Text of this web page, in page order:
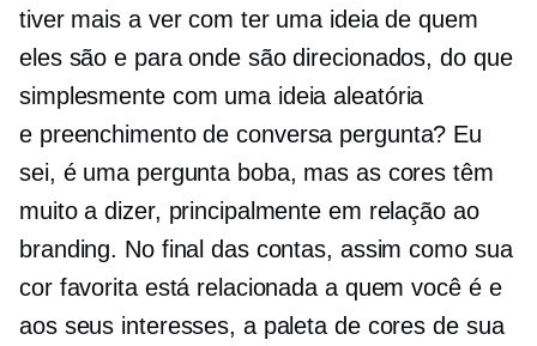
tiver mais a ver com ter uma ideia de quem
eles são e para onde são direcionados, do que
simplesmente com uma ideia aleatória
e preenchimento de conversa pergunta? Eu
sei, é uma pergunta boba, mas as cores têm
muito a dizer, principalmente em relação ao
branding. No final das contas, assim como sua
cor favorita está relacionada a quem você é e
aos seus interesses, a paleta de cores de sua